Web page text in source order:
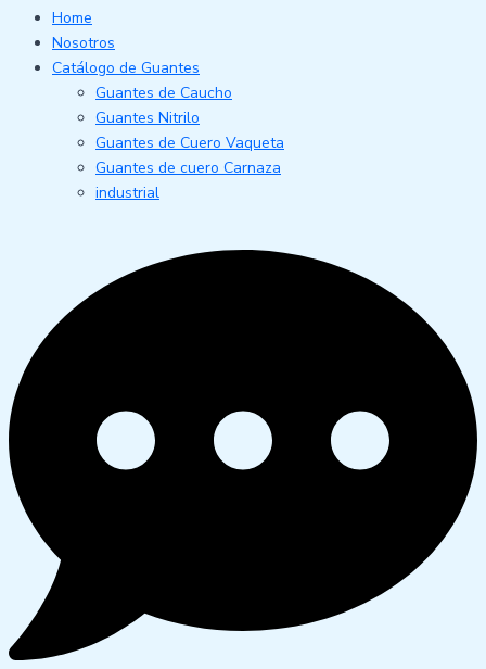
Home
Nosotros
Catálogo de Guantes
Guantes de Caucho
Guantes Nitrilo
Guantes de Cuero Vaqueta
Guantes de cuero Carnaza
industrial